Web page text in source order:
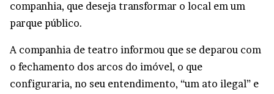
companhia, que deseja transformar o local em um
parque público.
A companhia de teatro informou que se deparou com
o fechamento dos arcos do imóvel, o que
configuraria, no seu entendimento, “um ato ilegal” e